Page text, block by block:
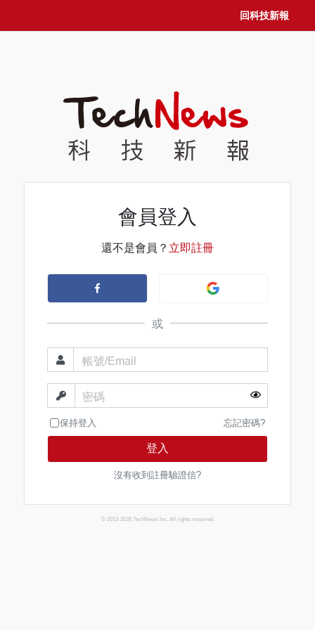
回科技新報
會員登入
還不是會員？ 立即註冊
或
帳號/Email
密碼
保持登入 忘記密碼?
登入
沒有收到註冊驗證信?
© 2013-2026 TechNews Inc. All rights reserved.